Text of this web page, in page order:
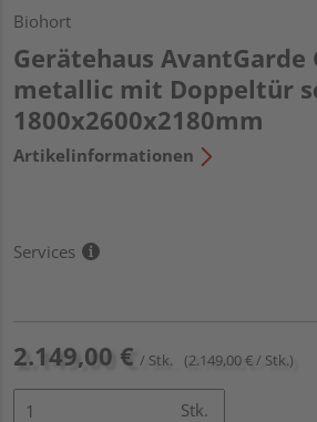
Biohort
Gerätehaus AvantGarde
metallic mit Doppeltür
1800x2600x2180mm
Artikelinformationen
Services
2.149,00 € / Stk. (2.149,00 € / Stk.)
Stk.